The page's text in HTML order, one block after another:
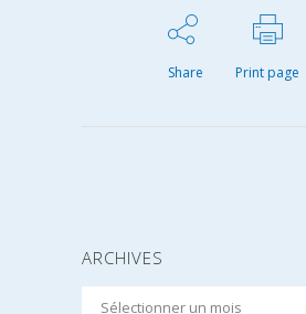
Share Print page
ARCHIVES
Archives